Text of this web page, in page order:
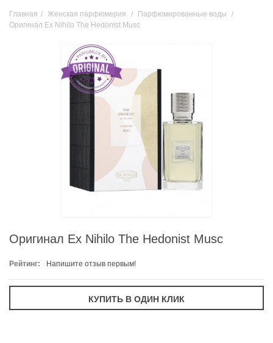
Главная / Женская парфюмерия / Парфюмированные воды
/
Оригинал Ex Nihilo The Hedonist Musc
Оригинал Ex Nihilo The Hedonist Musc
Рейтинг: Напишите отзыв первым!